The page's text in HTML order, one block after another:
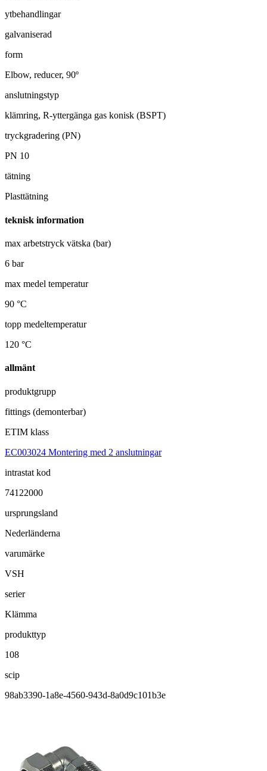
ytbehandlingar
galvaniserad
form
Elbow, reducer, 90º
anslutningstyp
klämring, R-yttergänga gas konisk (BSPT)
tryckgradering (PN)
PN 10
tätning
Plasttätning
teknisk information
max arbetstryck vätska (bar)
6 bar
max medel temperatur
90 °C
topp medeltemperatur
120 °C
allmänt
produktgrupp
fittings (demonterbar)
ETIM klass
EC003024 Montering med 2 anslutningar
intrastat kod
74122000
ursprungsland
Nederländerna
varumärke
VSH
serier
Klämma
produkttyp
108
scip
98ab3390-1a8e-4560-943d-8a0d9c101b3e